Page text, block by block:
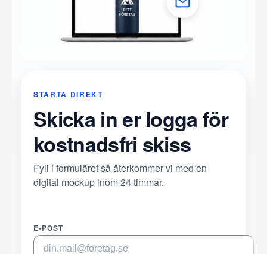
STARTA DIREKT
Skicka in er logga för
kostnadsfri skiss
Fyll i formuläret så återkommer vi med en
digital mockup inom 24 timmar.
E-POST